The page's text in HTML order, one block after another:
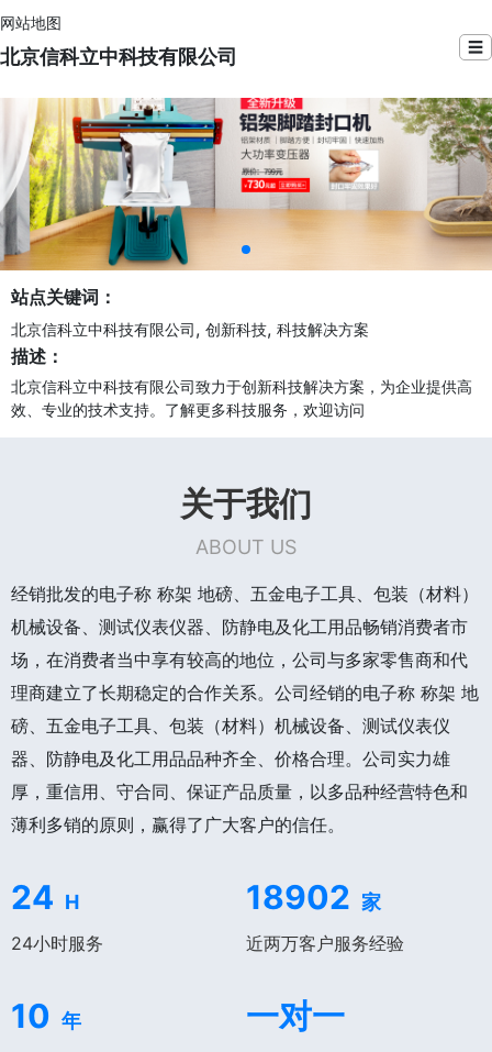
网站地图
北京信科立中科技有限公司 ☰
站点关键词：
北京信科立中科技有限公司, 创新科技, 科技解决方案
描述：
北京信科立中科技有限公司致力于创新科技解决方案，为企业提供高
效、专业的技术支持。了解更多科技服务，欢迎访问
关于我们
ABOUT US
经销批发的电子称 称架 地磅、五金电子工具、包装（材料）
机械设备、测试仪表仪器、防静电及化工用品畅销消费者市
场，在消费者当中享有较高的地位，公司与多家零售商和代
理商建立了长期稳定的合作关系。公司经销的电子称 称架 地
磅、五金电子工具、包装（材料）机械设备、测试仪表仪
器、防静电及化工用品品种齐全、价格合理。公司实力雄
厚，重信用、守合同、保证产品质量，以多品种经营特色和
薄利多销的原则，赢得了广大客户的信任。
24 H
24小时服务
18902 家
近两万客户服务经验
10 年 一对一